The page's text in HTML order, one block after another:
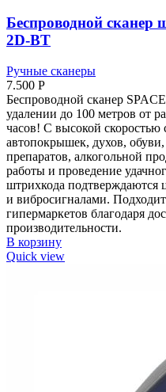
Беспроводной сканер
2D-BT
Ручные сканеры
7.500 Р
Беспроводной сканер
удалении до 100 метров от
часов! С высокой
автопокрышек, духов,
препаратов, алкогольной
работы и проведение
штрихкода подтверждаются
и вибросигналами.
гипермаркетов благодаря
производительности.
В корзину
Quick view